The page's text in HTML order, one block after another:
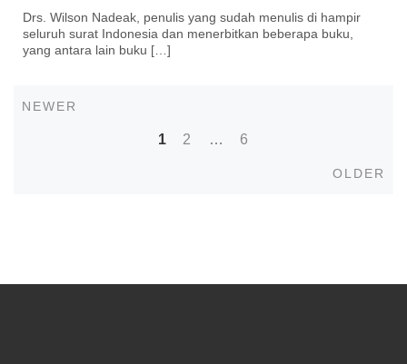
Drs. Wilson Nadeak, penulis yang sudah menulis di hampir
seluruh surat Indonesia dan menerbitkan beberapa buku,
yang antara lain buku […]
Newer
NEWER
1 2 … 6
OLDER